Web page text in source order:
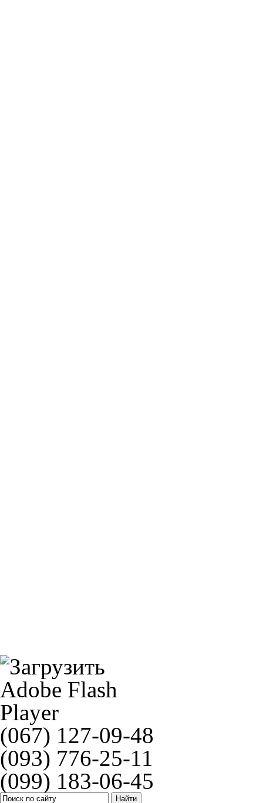
(067) 127-09-48
(093) 776-25-11
(099) 183-06-45